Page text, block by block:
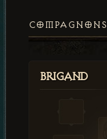
COMPAGNONS
Brigand